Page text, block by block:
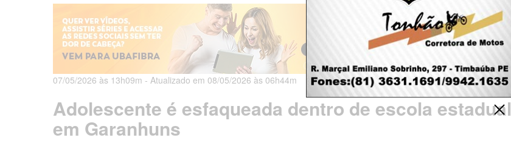
07/05/2026 às 13h09m - Atualizado em 08/05/2026 às 06h44m
Adolescente é esfaqueada dentro de escola estadual
em Garanhuns